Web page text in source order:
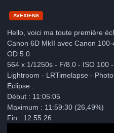
AVEXIENS
Hello, voici ma toute première
Canon 6D MkII avec Canon
OD 5.0
564 x 1/1250s - F/8.0 - ISO 100
Lightroom - LRTimelapse -
Eclipse :
Début : 11:05:05
Maximum : 11:59:30 (26,49%)
Fin : 12:55:26